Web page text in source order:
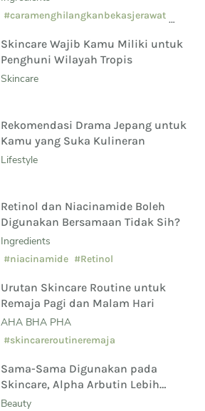
Sampingnya?
#caramenghilangkanbekasjerawat
#skincarepemula
Skincare Wajib Kamu Miliki untuk
Penghuni Wilayah Tropis
Skincare
Rekomendasi Drama Jepang untuk
Kamu yang Suka Kulineran
Lifestyle
Retinol dan Niacinamide Boleh
Digunakan Bersamaan Tidak Sih?
Ingredients
#niacinamide #Retinol
Urutan Skincare Routine untuk
Remaja Pagi dan Malam Hari
AHA BHA PHA
#skincareroutineremaja
Sama-Sama Digunakan pada
Skincare, Alpha Arbutin Lebih
Aman Digunakan Daripada
Beauty